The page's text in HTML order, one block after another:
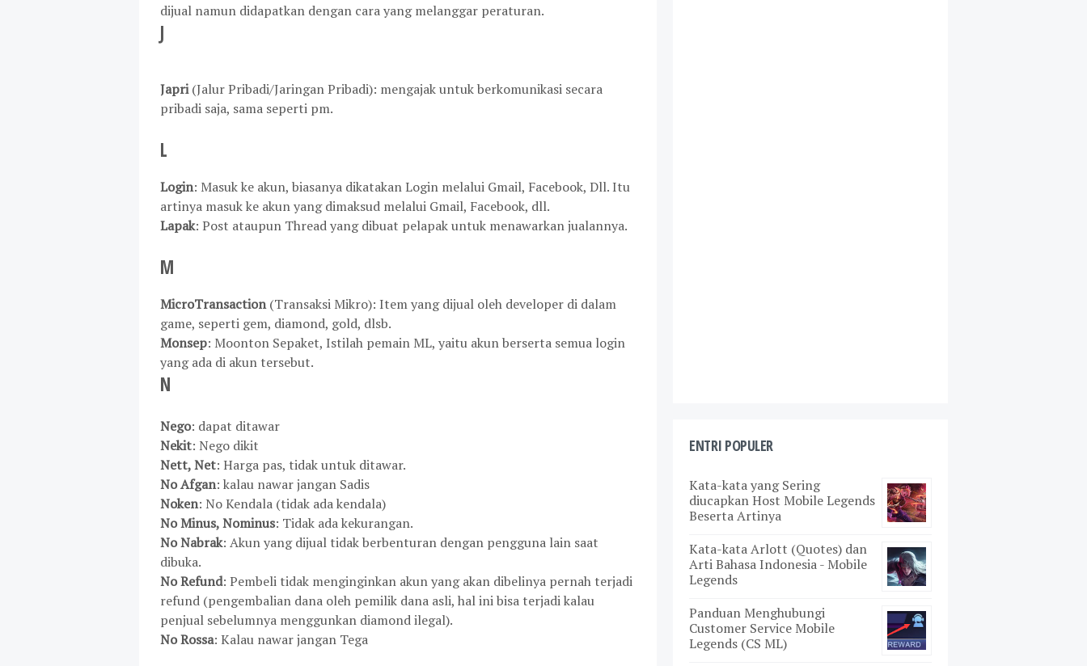
dijual namun didapatkan dengan cara yang melanggar peraturan.
J
Japri(Jalur Pribadi/Jaringan Pribadi): mengajak untuk berkomunikasi secara
pribadi saja, sama seperti pm.
L
Login: Masuk ke akun, biasanya dikatakan Login melalui Gmail, Facebook, Dll. Itu
artinya masuk ke akun yang dimaksud melalui Gmail, Facebook, dll.
Lapak: Post ataupun Thread yang dibuat pelapak untuk menawarkan jualannya.
M
MicroTransaction(Transaksi Mikro): Item yang dijual oleh developer di dalam
game, seperti gem, diamond, gold, dlsb.
Monsep: Moonton Sepaket, Istilah pemain ML, yaitu akun berserta semua login
yang ada di akun tersebut.
N
Nego: dapat ditawar
Nekit: Nego dikit
Nett, Net: Harga pas, tidak untuk ditawar.
No Afgan: kalau nawar jangan Sadis
Noken: No Kendala (tidak ada kendala)
No Minus, Nominus: Tidak ada kekurangan.
No Nabrak: Akun yang dijual tidak berbenturan dengan pengguna lain saat
dibuka.
No Refund: Pembeli tidak menginginkan akun yang akan dibelinya pernah terjadi
refund (pengembalian dana oleh pemilik dana asli, hal ini bisa terjadi kalau
penjual sebelumnya menggunkan diamond ilegal).
No Rossa: Kalau nawar jangan Tega
ENTRI POPULER
Kata-kata yang Sering
diucapkan Host Mobile Legends
Beserta Artinya
Kata-kata Arlott (Quotes) dan
Arti Bahasa Indonesia - Mobile
Legends
Panduan Menghubungi
Customer Service Mobile
Legends (CS ML)